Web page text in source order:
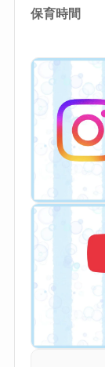
保育時間